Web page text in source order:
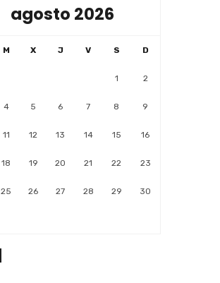
agosto 2026
M X J V S D
1 2
4 5 6 7 8 9
11 12 13 14 15 16
18 19 20 21 22 23
25 26 27 28 29 30